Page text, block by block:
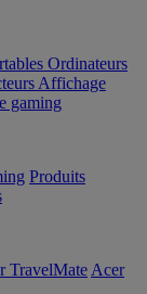
Ordinateurs
Affichage
gaming
Produits
TravelMate Acer